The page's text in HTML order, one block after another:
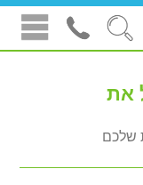
את
שלכם